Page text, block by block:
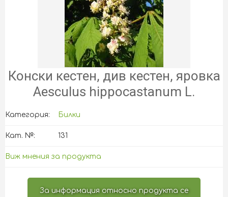
Конски кестен, див кестен, яровка
Aesculus hippocastanum L.
Категория: Билки
Кат. №: 131
Виж мнения за продукта
За информация относно продукта се